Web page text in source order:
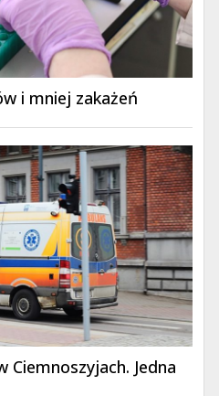
i mniej zakażeń
Ciemnoszyjach. Jedna